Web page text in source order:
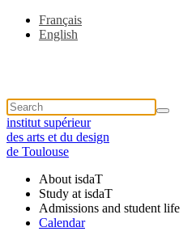
Français
English
institut supérieur
des arts et du design
de Toulouse
About isdaT
Study at isdaT
Admissions and student life
Calendar